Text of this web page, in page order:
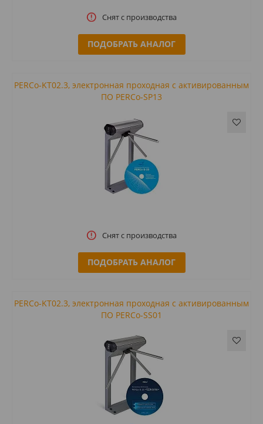
Снят с производства
ПОДОБРАТЬ АНАЛОГ
PERCo-KT02.3, электронная проходная с активированным
ПО PERCo-SP13
Снят с производства
ПОДОБРАТЬ АНАЛОГ
PERCo-KT02.3, электронная проходная с активированным
ПО PERCo-SS01